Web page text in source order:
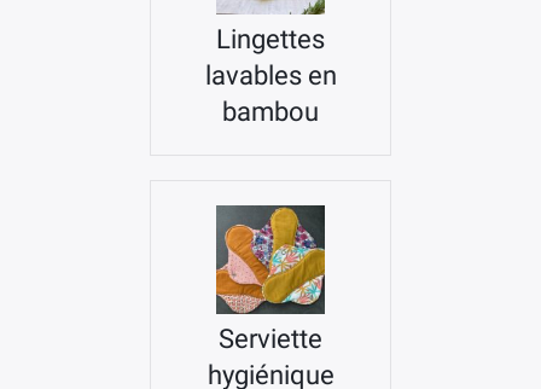
Lingettes
lavables en
bambou
Serviette
hygiénique